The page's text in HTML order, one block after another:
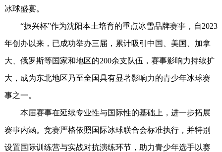
冰球盛宴。
“振兴杯”作为沈阳本土培育的重点冰雪品牌赛事，自2023
年创办以来，已成功举办三届，累计吸引中国、美国、加拿
大、俄罗斯等国家和地区的200余支队伍，赛事影响力持续扩
大，成为东北地区乃至全国具有显著影响力的青少年冰球赛
事之一。
本届赛事在延续专业性与国际性的基础上，进一步拓展
赛事内涵。竞赛严格依照国际冰球联合会标准执行，并特别
设置国际训练营与实战对抗演练环节，助力青少年选手以赛